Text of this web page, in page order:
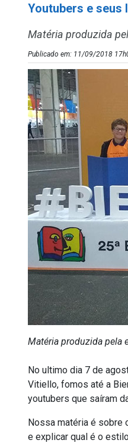
Youtubers e seus
Matéria produzida
Publicado em: 11/09/2018
Matéria produzida pela
No ultimo dia 7 de
Vitiello, fomos até a
youtubers que saíram
Nossa matéria é sobre
e explicar qual é o